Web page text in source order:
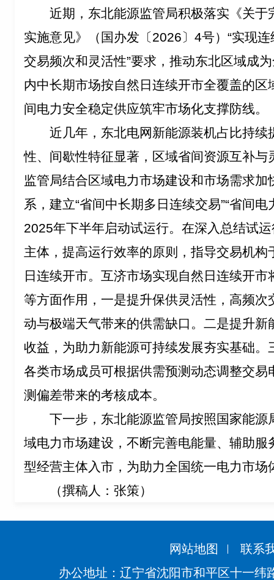
近期，东北能源监管局积极落实《关
实施意见》（国办发〔2026〕4号）“实现
交易频次和灵活性”要求，推动东北区域成
内中长期市场按自然日连续开市全覆盖的
间电力安全稳定供应筑牢市场化支撑防线。
近几年，东北电网新能源装机占比持续
性、间歇性特征显著， 区域省间资源互补与
监管局结合区域电力市场建设和市场需求加
系，建立“省间中长期多日连续交易”“省间
2025年下半年启动试运行。在深入总结试
主体，提高运行效率的原则，指导交易机
日连续开市。 互济市场实现自然日连续开
等方面作用， 一是提升保供灵活性，高频
动与极端天气带来的供需缺口。 二是提升新
收益，为助力新能源可持续发展夯实基础。
各类市场成员可根据供需预测动态调整交
测偏差带来的考核成本。
下一步，东北能源监管局按照国家能源
域电力市场建设， 不断完善电能量、辅助服
型经营主体入市，为助力全国统一电力市
（撰稿人：张策）
网站地图
联系
办公地址：辽宁省沈阳市和平区十一纬